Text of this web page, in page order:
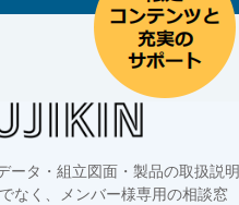
ータ・組立図面・製品の取扱説明
なく、メンバー様専用の相談窓